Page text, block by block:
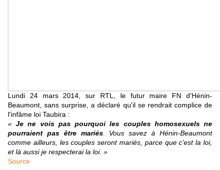
Lundi 24 mars 2014, sur RTL, le futur maire FN d'Hénin-
Beaumont, sans surprise, a déclaré qu'il se rendrait complice de
l'infâme loi Taubira :
« Je ne vois pas pourquoi les couples homosexuels ne
pourraient pas être mariés. Vous savez à Hénin-Beaumont
comme ailleurs, les couples seront mariés, parce que c’est la loi,
et là aussi je respecterai la loi. »
Source